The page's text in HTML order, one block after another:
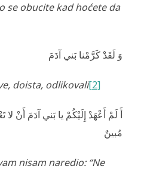
se obucite kad hoćete da
وَ لَقَدْ كَرَّمْنا بَني آدَمَ
doista, odlikovali[2]
أَ لَمْ أَعْهَدْ إِلَيْكُمْ يا بَني آدَمَ أَنْ
مُبينٌ
nisam naredio: “Ne